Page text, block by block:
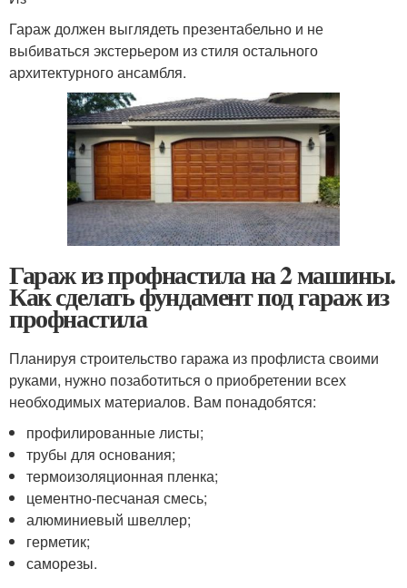
Гараж должен выглядеть презентабельно и не
выбиваться экстерьером из стиля остального
архитектурного ансамбля.
Гараж из профнастила на 2 машины.
Как сделать фундамент под гараж из
профнастила
Планируя строительство гаража из профлиста своими
руками, нужно позаботиться о приобретении всех
необходимых материалов. Вам понадобятся:
профилированные листы;
трубы для основания;
термоизоляционная пленка;
цементно-песчаная смесь;
алюминиевый швеллер;
герметик;
саморезы.